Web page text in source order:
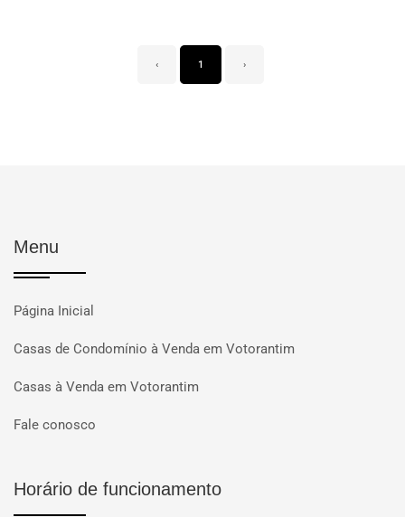
‹ 1 ›
Menu
Página Inicial
Casas de Condomínio à Venda em Votorantim
Casas à Venda em Votorantim
Fale conosco
Horário de funcionamento